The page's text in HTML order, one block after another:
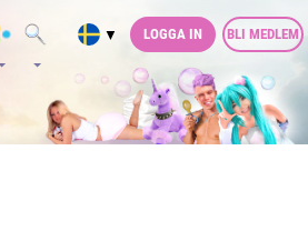
▼ LOGGA IN BLI MEDLEM